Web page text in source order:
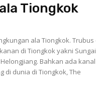
Tiongkok
ala Tiongkok. Trubus -
di Tiongkok yakni Sungai
Bahkan ada kanal
di dunia di Tiongkok, The